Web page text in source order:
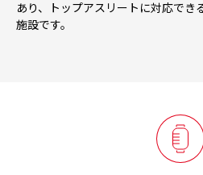
あり、トップアスリートに対応でき
施設です。